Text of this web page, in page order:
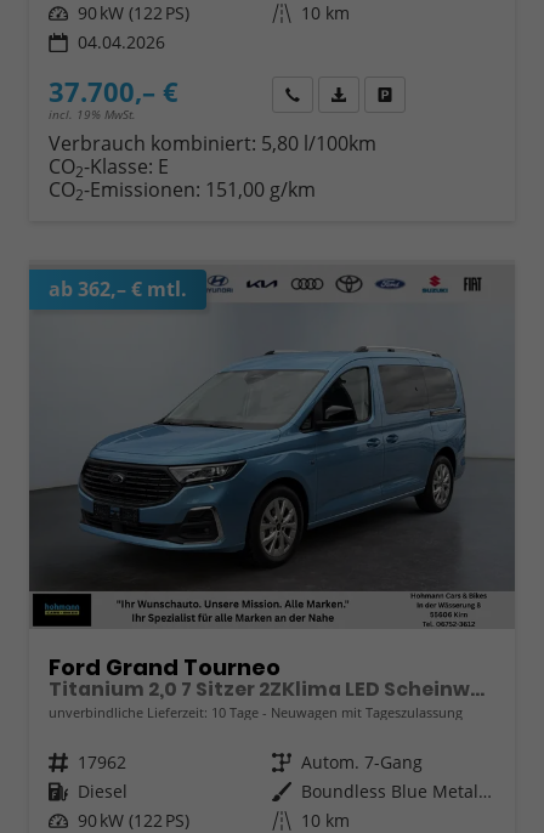
Leistung 90 kW (122 PS) Kilometerstand 10 km
04.04.2026
37.700,– €
incl. 19% MwSt.
Wir rufen Sie anFahrzeugexposé (PDF)
Verbrauch kombiniert: 5,80 l/100km
CO2-Klasse: E
CO2-Emissionen: 151,00 g/km
ab 362,– € mtl.
Ford Grand Tourneo
Titanium 2,0 7 Sitzer 2ZKlima LED Scheinwerfer Anhängerkupplung Sitzheizung Einparkhilfe Kamera 17 Zoll Leichtmetall ACC
unverbindliche Lieferzeit: 10 Tage Neuwagen mit Tageszulassung
Fahrzeugnr. 17962 Getriebe Autom. 7-Gang
Kraftstoff Diesel Außenfarbe
Boundless Blue Metallic
Leistung 90 kW (122 PS) Kilometerstand 10 km